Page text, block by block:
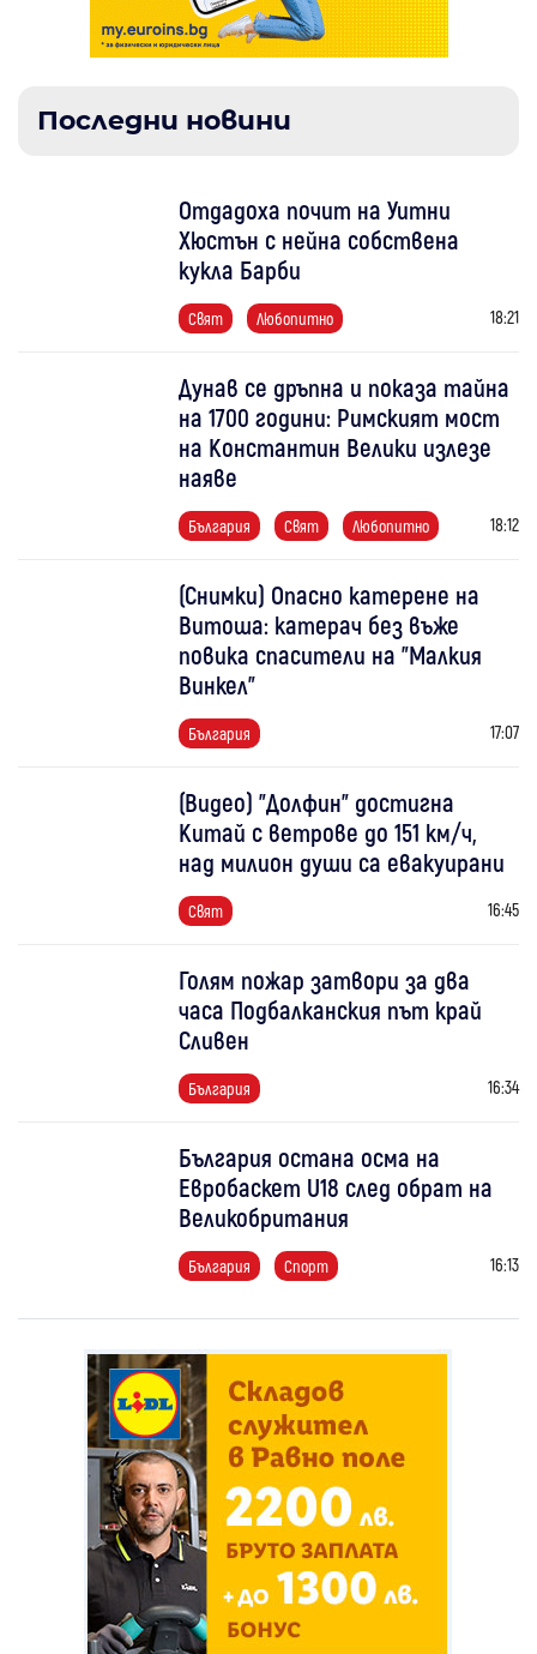
Последни новини
Отдадоха почит на Уитни
Хюстън с нейна собствена
кукла Барби
Свят Любопитно 18:21
Дунав се дръпна и показа тайна
на 1700 години: Римският мост
на Константин Велики излезе
наяве
България Свят Любопитно 18:12
(Снимки) Опасно катерене на
Витоша: катерач без въже
повика спасители на "Малкия
Винкел"
България 17:07
(Видео) "Долфин" достигна
Китай с ветрове до 151 км/ч,
над милион души са евакуирани
Свят 16:45
Голям пожар затвори за два
часа Подбалканския път край
Сливен
България 16:34
България остана осма на
Евробаскет U18 след обрат на
Великобритания
България Спорт 16:13